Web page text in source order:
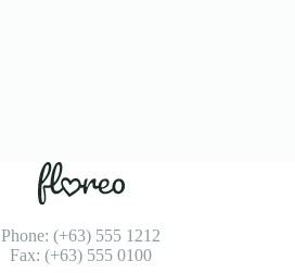
Phone: (+63) 555 1212
Fax: (+63) 555 0100